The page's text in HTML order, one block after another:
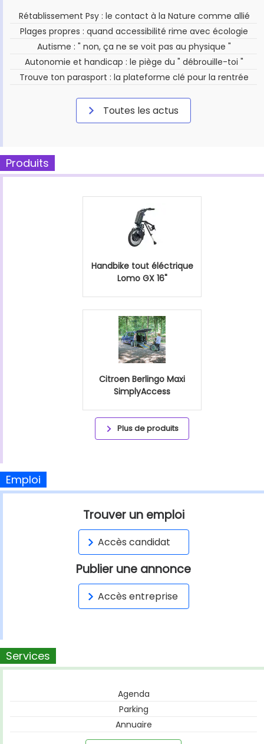
Rétablissement Psy : le contact à la Nature comme allié
Plages propres : quand accessibilité rime avec écologie
Autisme : " non, ça ne se voit pas au physique "
Autonomie et handicap : le piège du " débrouille-toi "
Trouve ton parasport : la plateforme clé pour la rentrée
Toutes les actus
Produits
Handbike tout éléctrique
Lomo GX 16"
Citroen Berlingo Maxi
SimplyAccess
Plus de produits
Emploi
Trouver un emploi
Accès candidat
Publier une annonce
Accès entreprise
Services
Agenda
Parking
Annuaire